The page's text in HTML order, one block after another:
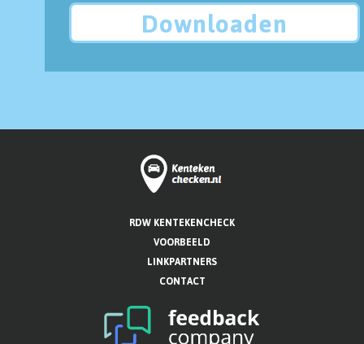
Downloaden
RDW KENTEKENCHECK
VOORBEELD
LINKPARTNERS
CONTACT